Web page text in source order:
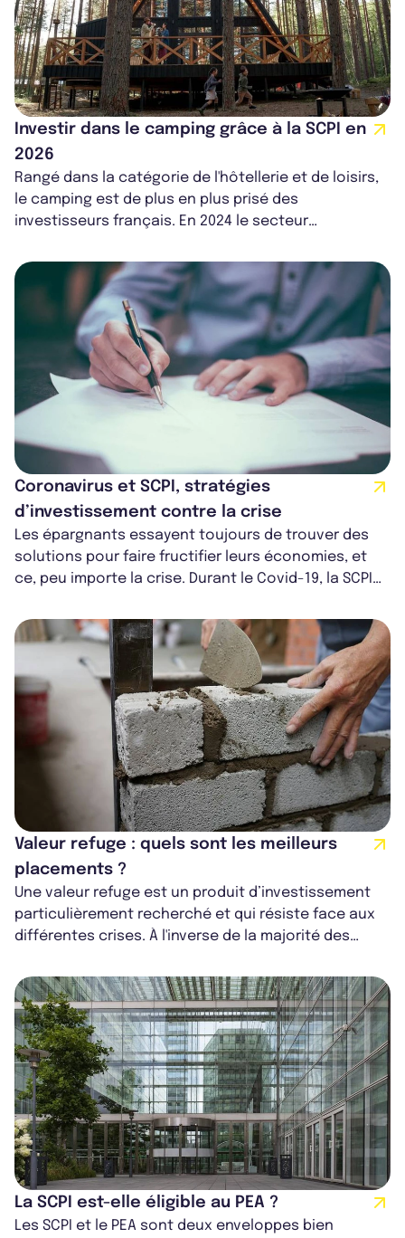
Investir dans le camping grâce à la SCPI en
2026
Rangé dans la catégorie de l'hôtellerie et de loisirs,
le camping est de plus en plus prisé des
investisseurs français. En 2024 le secteur
Coronavirus et SCPI, stratégies
d’investissement contre la crise
Les épargnants essayent toujours de trouver des
solutions pour faire fructifier leurs économies, et
ce, peu importe la crise. Durant le Covid-19, la SCPI
Valeur refuge : quels sont les meilleurs
placements ?
Une valeur refuge est un produit d’investissement
particulièrement recherché et qui résiste face aux
différentes crises. À l'inverse de la majorité des
La SCPI est-elle éligible au PEA ?
Les SCPI et le PEA sont deux enveloppes bien